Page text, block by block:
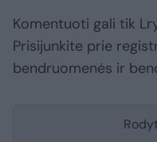
Komentuoti gali tik
Prisijunkite prie
bendruomenės ir